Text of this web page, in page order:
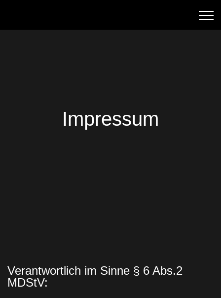
Impressum
Verantwortlich im Sinne § 6 Abs.2
MDStV: